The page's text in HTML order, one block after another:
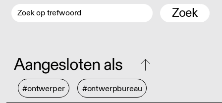
Zoek
Aangesloten als
#ontwerper #ontwerpbureau